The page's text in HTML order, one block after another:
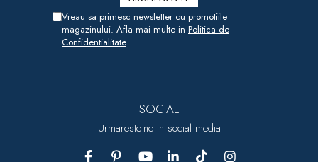
Vreau sa primesc newsletter cu promotiile
magazinului. Afla mai multe in Politica de
Confidentialitate
SOCIAL
Urmareste-ne in social media